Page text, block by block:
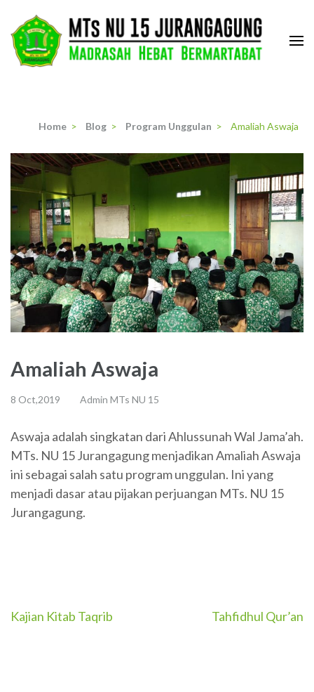
content
(Press
Home > Blog > Program Unggulan > Amaliah Aswaja
Amaliah Aswaja
8 Oct,2019 Admin MTs NU 15
Aswaja adalah singkatan dari Ahlussunah Wal Jama’ah.
MTs. NU 15 Jurangagung menjadikan Amaliah Aswaja
ini sebagai salah satu program unggulan. Ini yang
menjadi dasar atau pijakan perjuangan MTs. NU 15
Jurangagung.
Post
Kajian Kitab Taqrib Tahfidhul Qur’an